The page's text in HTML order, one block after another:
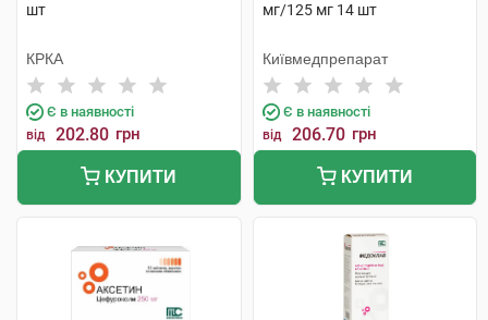
шт
КРКА
Є в наявності
від 202.80 грн
КУПИТИ
мг/125 мг 14 шт
Київмедпрепарат
Є в наявності
від 206.70 грн
КУПИТИ